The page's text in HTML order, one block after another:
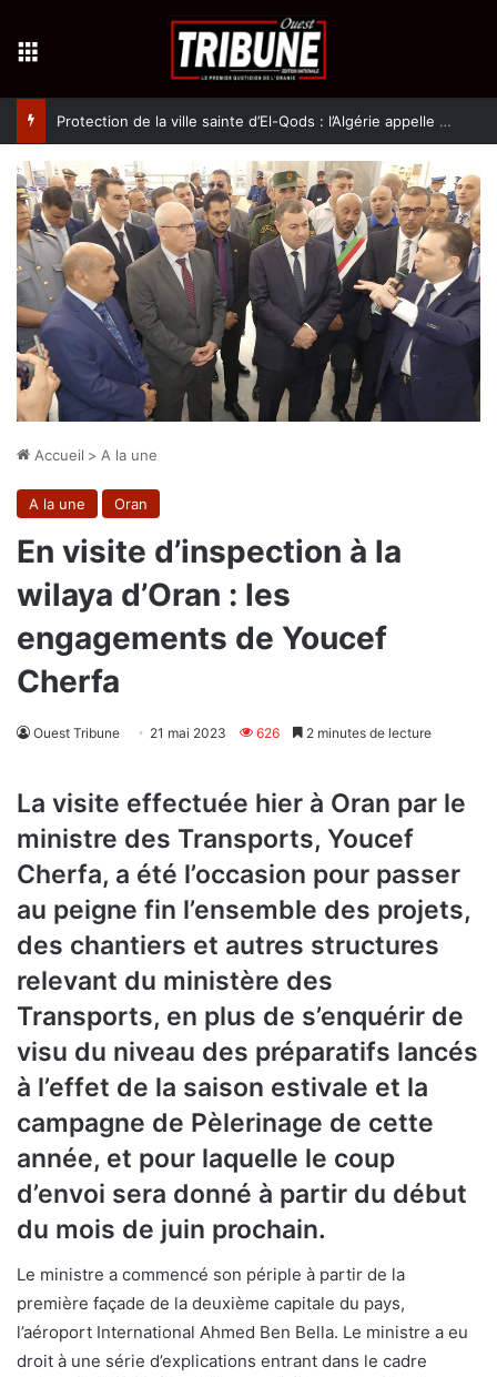
Protection de la ville sainte d’El-Qods : l’Algérie appelle à une action collective
Accueil > A la une
A la une Oran
En visite d’inspection à la
wilaya d’Oran : les
engagements de Youcef
Cherfa
Ouest Tribune 21 mai 2023 626 2 minutes de lecture
La visite effectuée hier à Oran par le
ministre des Transports, Youcef
Cherfa, a été l’occasion pour passer
au peigne fin l’ensemble des projets,
des chantiers et autres structures
relevant du ministère des
Transports, en plus de s’enquérir de
visu du niveau des préparatifs lancés
à l’effet de la saison estivale et la
campagne de Pèlerinage de cette
année, et pour laquelle le coup
d’envoi sera donné à partir du début
du mois de juin prochain.
Le ministre a commencé son périple à partir de la
première façade de la deuxième capitale du pays,
l’aéroport International Ahmed Ben Bella. Le ministre a eu
droit à une série d’explications entrant dans le cadre